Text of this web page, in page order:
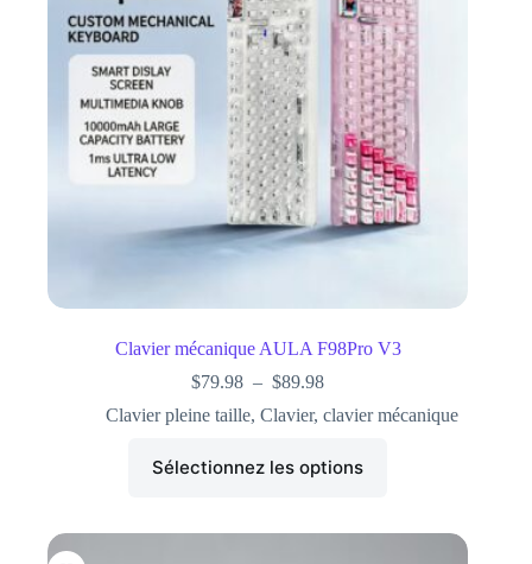
Clavier mécanique AULA F98Pro V3
$79.98 – $89.98
Clavier pleine taille, Clavier, clavier mécanique
Sélectionnez les options